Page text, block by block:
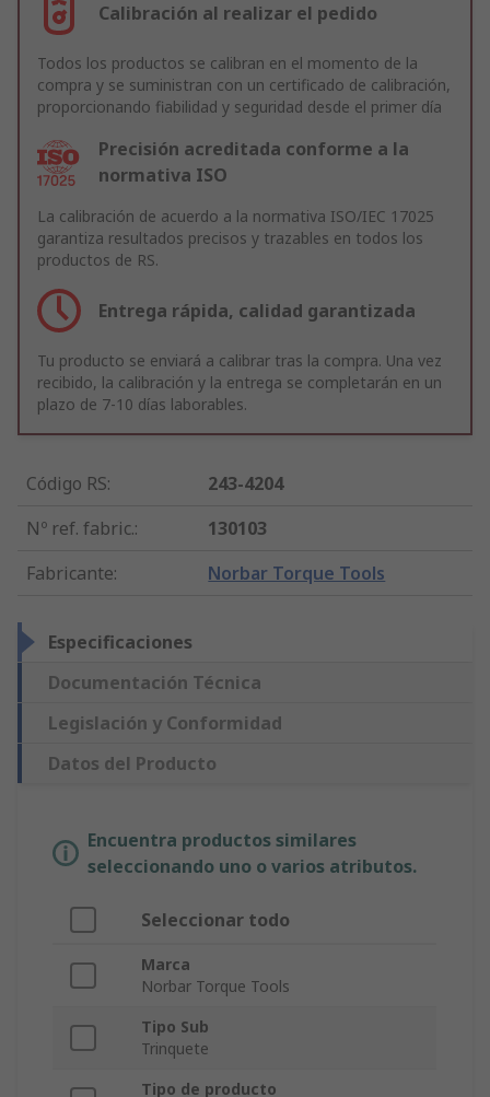
Calibración al realizar el pedido
Todos los productos se calibran en el momento de la
compra y se suministran con un certificado de calibración,
proporcionando fiabilidad y seguridad desde el primer día
Precisión acreditada conforme a la
normativa ISO
La calibración de acuerdo a la normativa ISO/IEC 17025
garantiza resultados precisos y trazables en todos los
productos de RS.
Entrega rápida, calidad garantizada
Tu producto se enviará a calibrar tras la compra. Una vez
recibido, la calibración y la entrega se completarán en un
plazo de 7-10 días laborables.
Código RS:
243-4204
Nº ref. fabric.:
130103
Fabricante: Norbar Torque Tools
Especificaciones
Documentación Técnica
Legislación y Conformidad
Datos del Producto
Encuentra productos similares
seleccionando uno o varios atributos.
Seleccionar todo
Marca
Norbar Torque Tools
Tipo Sub
Trinquete
Tipo de producto